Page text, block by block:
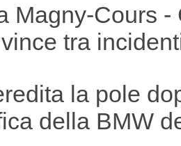
Magny-Cours -
tra
la pole
della BMW